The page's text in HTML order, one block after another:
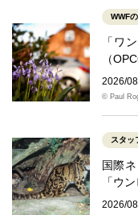
WWF
「ワ
（
2026/
© Paul
スタッ
国際
「ウ
2026/